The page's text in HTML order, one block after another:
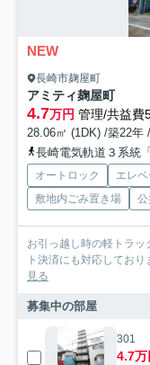
NEW
長崎市麹屋町
アミティ麹屋町
4.7万円 管理/共益費
28.06㎡ (1DK) /築22年
長崎電気軌道３系統
オートロック エレ
敷地内ごみ置き場
お引っ越し時の軽トラッ
ト決済にも対応してお
見る
募集中の部屋
301
4.7万